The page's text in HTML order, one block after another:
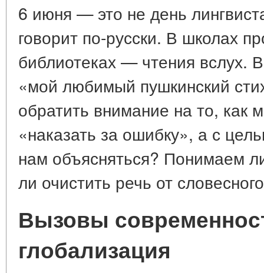
6 июня — это не день
говорит по-русски. В школах
библиотеках — чтения
«мой любимый пушкинский
обратить внимание на то, как
«наказать за ошибку», а с
нам объясняться? Понимаем
ли очистить речь от
Вызовы
глобализация